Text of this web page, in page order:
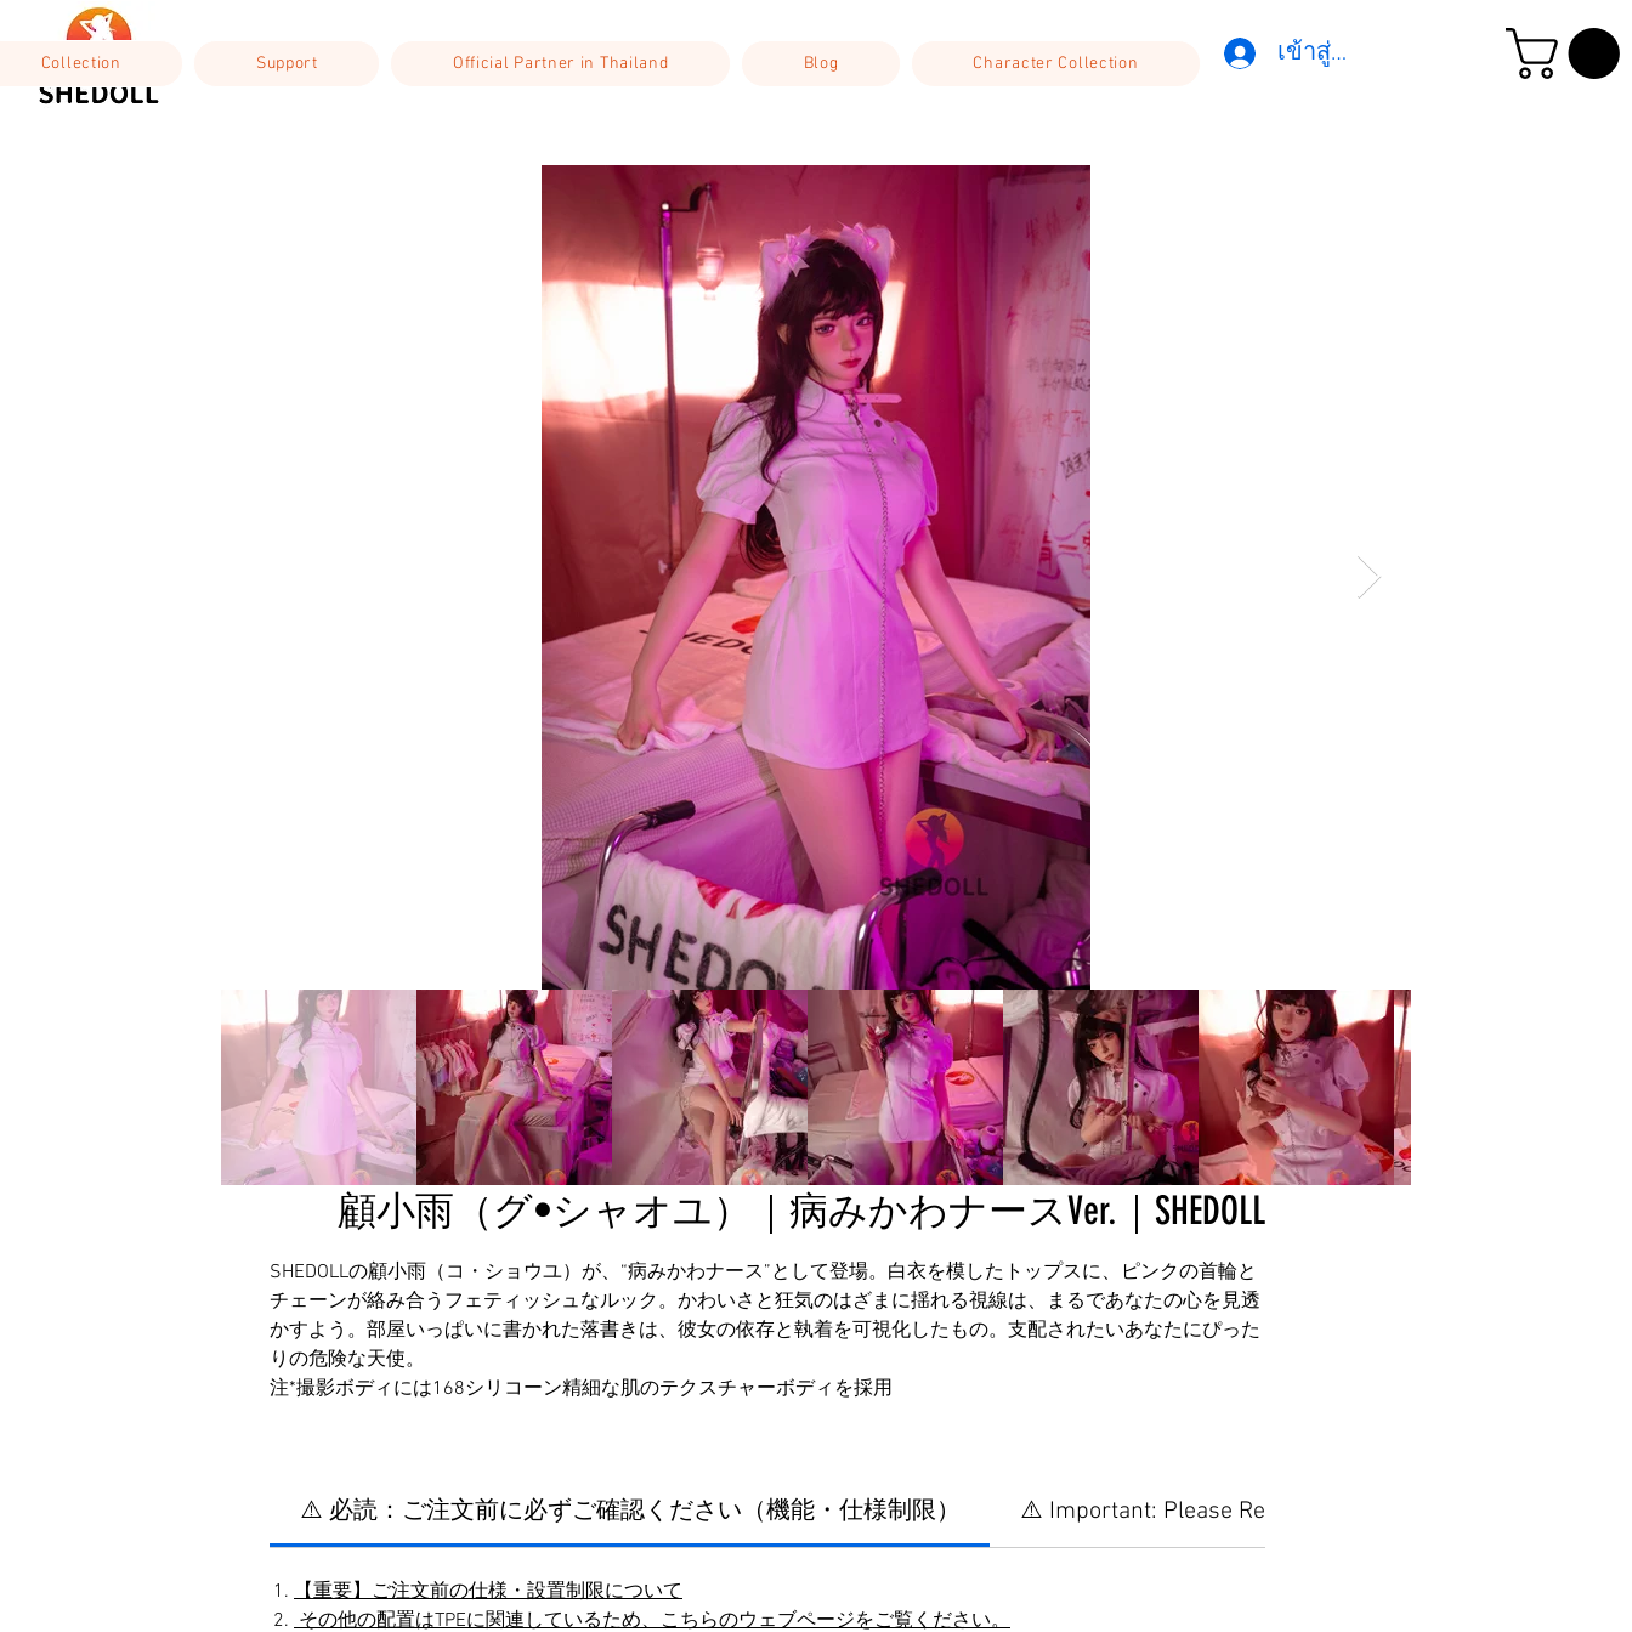
Collection Support Official Partner in Thailand Blog Character Collection เข้าสู่ระบบ
顧小雨（グ•シャオユ）｜病みかわナースVer.｜SHEDOLL
SHEDOLLの顧小雨（コ・ショウユ）が、“病みかわナース”として登場。白衣を模したトップスに、ピンクの首輪と
チェーンが絡み合うフェティッシュなルック。かわいさと狂気のはざまに揺れる視線は、まるであなたの心を見透
かすよう。部屋いっぱいに書かれた落書きは、彼女の依存と執着を可視化したもの。支配されたいあなたにぴった
りの危険な天使。
注*撮影ボディには168シリコーン精細な肌のテクスチャーボディを採用
⚠️ 必読：ご注文前に必ずご確認ください（機能・仕様制限） ⚠️ Important: Please Read Before Placing Your Orde
【重要】ご注文前の仕様・設置制限について
その他の配置はTPEに関連しているため、こちらのウェブページをご覧ください。